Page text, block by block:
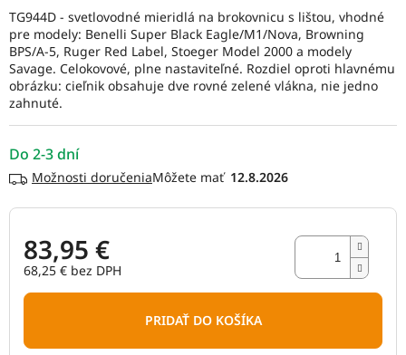
Do 2-3 dní
12.8.2026
Možnosti doručenia
83,95 €
68,25 € bez DPH
Jednotková
PRIDAŤ DO KOŠÍKA
TG944D - svetlovodné mieridlá na brokovnicu s lištou, vhodné
pre modely: Benelli Super Black Eagle/M1/Nova, Browning
BPS/A-5, Ruger Red Label, Stoeger Model 2000 a modely
Savage. Celokovové, plne nastaviteľné. Rozdiel oproti hlavnému
obrázku: cieľnik obsahuje dve rovné zelené vlákna, nie jedno
zahnuté.
0,0
z
5
hviezdičiek.